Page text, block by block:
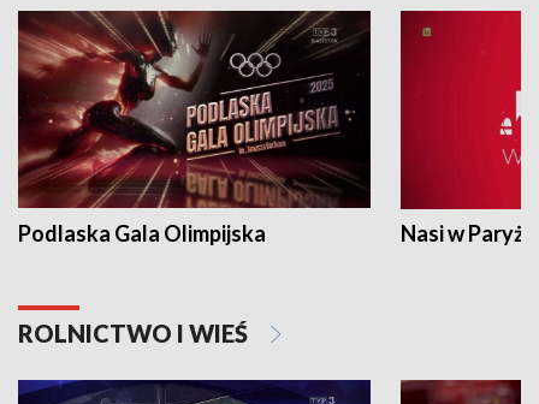
Podlaska Gala Olimpijska Nasi w Paryżu
ROLNICTWO I WIEŚ